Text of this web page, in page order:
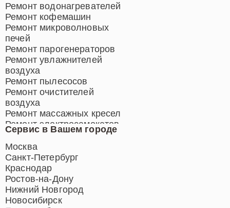
Сервис в Вашем городе
Москва
Санкт-Петербург
Краснодар
Ростов-на-Дону
Нижний Новгород
Новосибирск
Ремонт водонагревателей
Ремонт кофемашин
Ремонт микроволновых
печей
Ремонт парогенераторов
Ремонт увлажнителей
воздуха
Ремонт пылесосов
Ремонт очистителей
воздуха
Ремонт массажных кресел
Ремонт электросамокатов
Ремонт индукционных плит
Ремонт роботов-пылесосов
Ремонт гладильных систем
Ремонт отпаривателей
Ремонт вертикальных
пылесосов